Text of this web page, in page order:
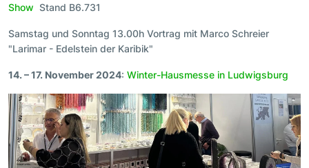
Show Stand B6.731
Samstag und Sonntag 13.00h Vortrag mit Marco Schreier
"Larimar - Edelstein der Karibik"
14. – 17. November 2024: Winter-Hausmesse in Ludwigsburg